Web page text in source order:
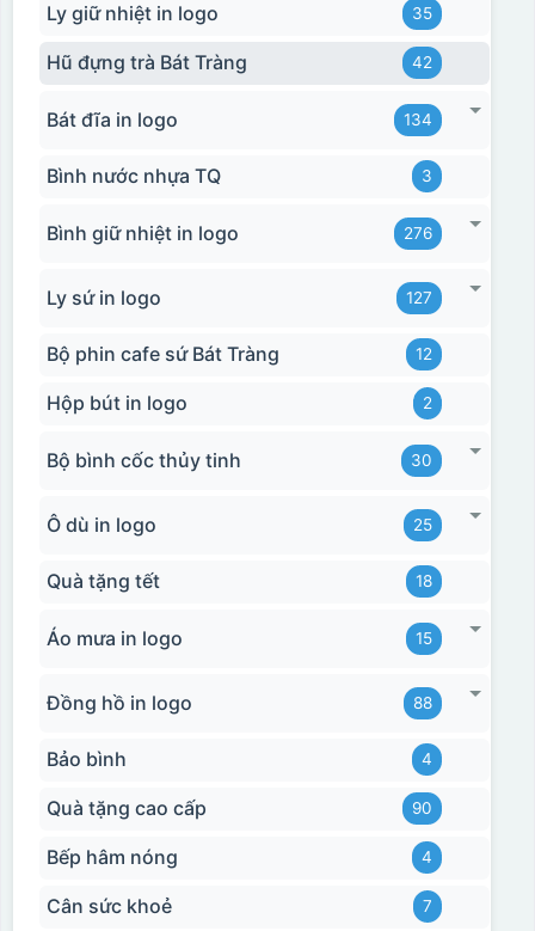
Hộp xi ly sứ
Ly giữ nhiệt in logo 35
Hũ đựng trà Bát Tràng 42
Bát đĩa in logo 134
Bình nước nhựa TQ 3
Bình giữ nhiệt in logo 276
Ly sứ in logo 127
Bộ phin cafe sứ Bát Tràng 12
Hộp bút in logo 2
Bộ bình cốc thủy tinh 30
Ô dù in logo 25
Quà tặng tết 18
Áo mưa in logo 15
Đồng hồ in logo 88
Bảo bình 4
Quà tặng cao cấp 90
Bếp hâm nóng 4
Cân sức khoẻ 7